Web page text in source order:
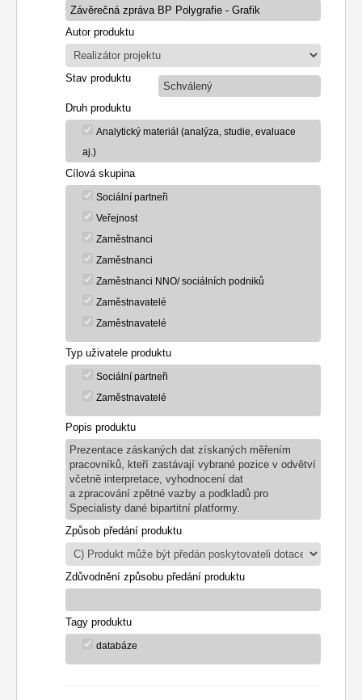
Autor produktu
Stav produktu
Schválený
Druh produktu
Analytický materiál (analýza, studie, evaluace
aj.)
Cílová skupina
Sociální partneři
Veřejnost
Zaměstnanci
Zaměstnanci
Zaměstnanci NNO/ sociálních podniků
Zaměstnavatelé
Zaměstnavatelé
Typ uživatele produktu
Sociální partneři
Zaměstnavatelé
Popis produktu
Prezentace záskaných dat získaných měřením
pracovníků, kteří zastávají vybrané pozice v odvětví
včetně interpretace, vyhodnocení dat
a zpracování zpětné vazby a podkladů pro
Specialisty dané bipartitní platformy.
Způsob předání produktu
Zdůvodnění způsobu předání produktu
Tagy produktu
databáze